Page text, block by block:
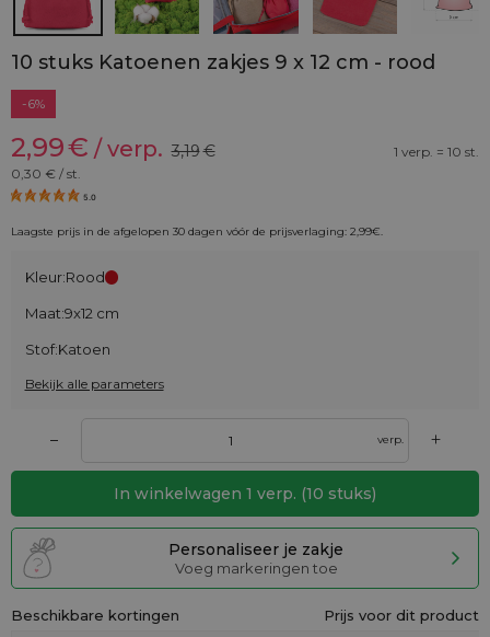
10 stuks Katoenen zakjes 9 x 12 cm - rood
-6%
2,99€ / verp. 3,19€
1 verp. = 10 st.
0,30 € / st.
5.0
Laagste prijs in de afgelopen 30 dagen vóór de prijsverlaging: 2,99€.
Kleur:Rood
Maat:9x12 cm
Stof:Katoen
Bekijk alle parameters
– verp. +
In winkelwagen 1 verp. (10 stuks)
Personaliseer je zakje
Voeg markeringen toe
Beschikbare kortingen
Prijs voor dit product